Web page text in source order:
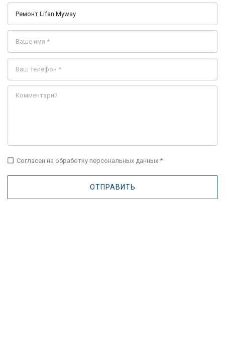
check_box_outline_blank Согласен на обработку персональных данных *